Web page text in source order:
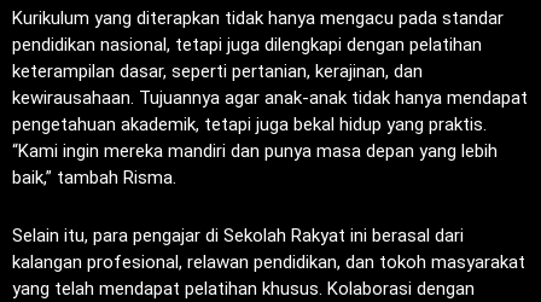
Kurikulum yang diterapkan tidak hanya mengacu pada standar
pendidikan nasional, tetapi juga dilengkapi dengan pelatihan
keterampilan dasar, seperti pertanian, kerajinan, dan
kewirausahaan. Tujuannya agar anak-anak tidak hanya mendapat
pengetahuan akademik, tetapi juga bekal hidup yang praktis.
“Kami ingin mereka mandiri dan punya masa depan yang lebih
baik,” tambah Risma.
Selain itu, para pengajar di Sekolah Rakyat ini berasal dari
kalangan profesional, relawan pendidikan, dan tokoh masyarakat
yang telah mendapat pelatihan khusus. Kolaborasi dengan